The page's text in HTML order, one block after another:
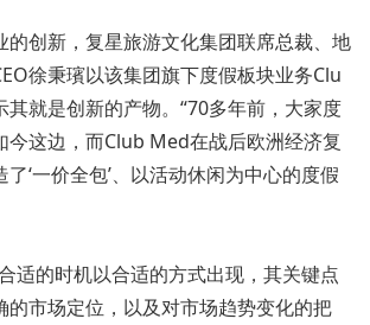
创新，复星旅游文化集团联席总裁、地
徐秉璸以该集团旗下度假板块业务Clu
就是创新的产物。“70多年前，大家度
今这边，而Club Med在战后欧洲经济复
‘一价全包’、以活动休闲为中心的度假
的时机以合适的方式出现，其关键点
的市场定位，以及对市场趋势变化的把